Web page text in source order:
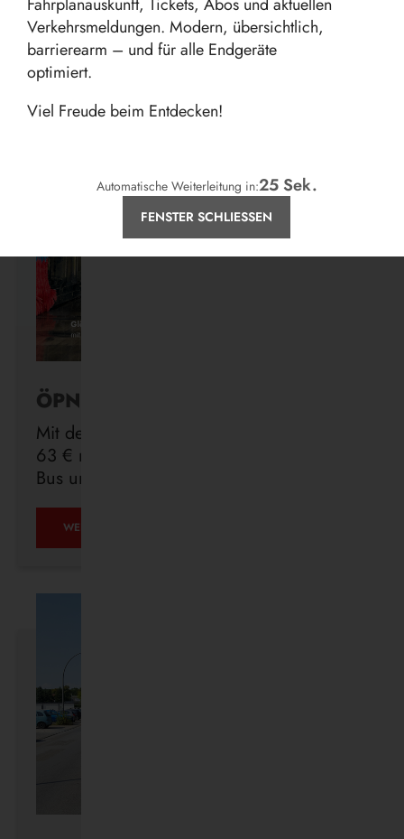
ÖPNV ist, was ihr draus macht.
Mit dem Deutschlandticket sind Sie für
63 € monatlich in ganz Deutschland mit
Bus und Bahn unterwegs.
WEITERLESEN …
Verkehrsmeldungen. Modern, übersichtlich,
barrierearm – und für alle Endgeräte
optimiert.
Viel Freude beim Entdecken!
FENSTER SCHLIESSEN
Automatische Weiterleitung in:24 Sek.